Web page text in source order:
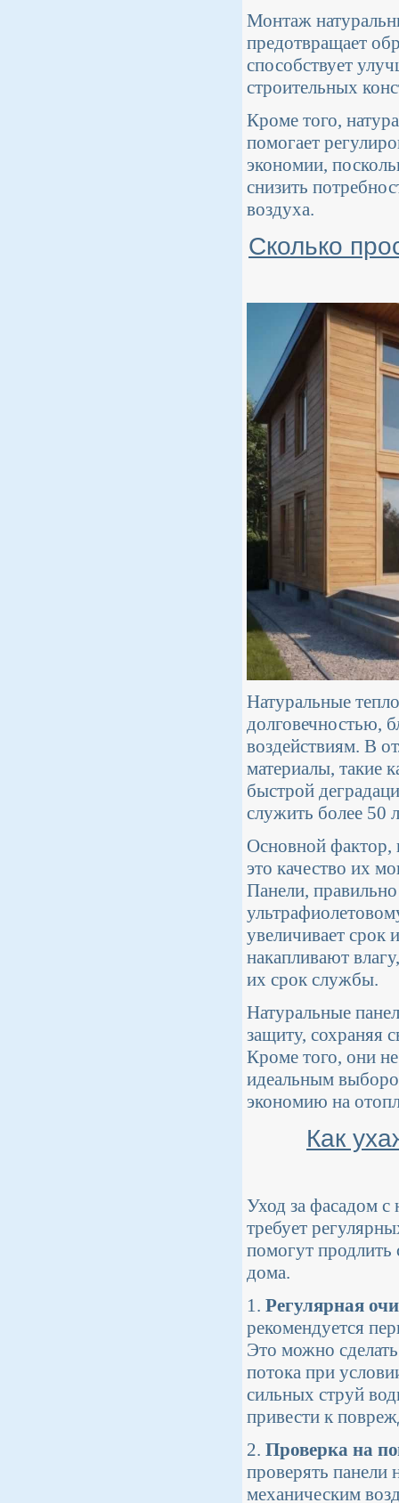
Монтаж
предотвращает
способствует
строительных
Кроме того,
помогает
экономии,
снизить
воздуха.
Сколько
Натуральные
долговечностью,
воздействиям. В
материалы, такие
быстрой
служить более 50
Основной фактор,
это качество их
Панели,
увеличивает срок
накапливают
их срок службы.
Натуральные
защиту, сохраняя
Кроме того, они
идеальным
экономию на
Как
Уход за фасадом
требует
помогут продлить
дома.
1. Регулярная
рекомендуется
Это можно
потока при
сильных струй
привести к
2. Проверка на
проверять
механическим